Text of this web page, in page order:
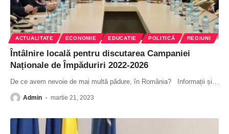
ACTUALITATE ECONOMIE EDUCATIE POLITICĂ REGIUNI
Întâlnire locală pentru discutarea Campaniei
Naționale de Împăduriri 2022-2026
De ce avem nevoie de mai multă pădure, în România? Informații și…
Admin martie 21, 2023